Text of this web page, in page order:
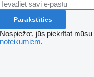
Parakstīties
Nospiežot, jūs piekrītat mūsu
noteikumiem.